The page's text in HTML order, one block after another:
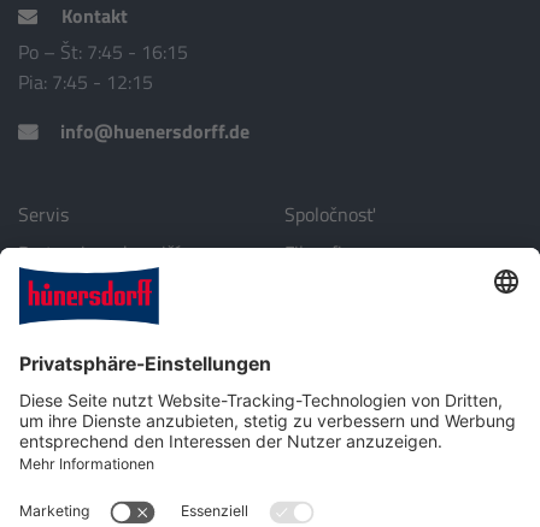
Kontakt
Po – Št: 7:45 - 16:15
Pia: 7:45 - 12:15
info@huenersdorff.de
Servis
Partneri v zahraničí
Stiahnuť
Spoločnosť
Filozofia
Kontakt
Plastová technika pre priemysel, automobilové a laboratórne